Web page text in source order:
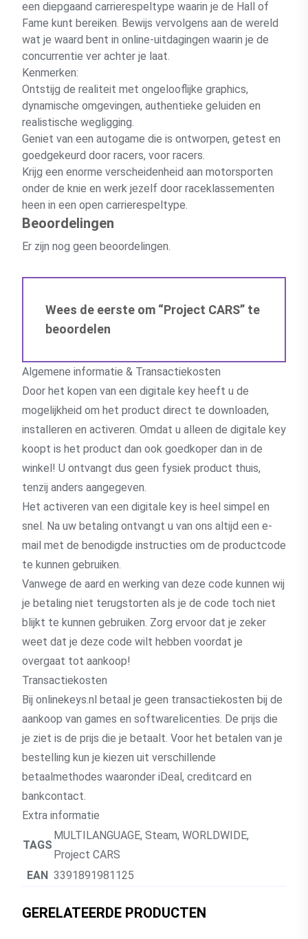
een diepgaand carrierespeltype waarin je de Hall of
Fame kunt bereiken. Bewijs vervolgens aan de wereld
wat je waard bent in online-uitdagingen waarin je de
concurrentie ver achter je laat.
Kenmerken:
Ontstijg de realiteit met ongelooflijke graphics,
dynamische omgevingen, authentieke geluiden en
realistische wegligging.
Geniet van een autogame die is ontworpen, getest en
goedgekeurd door racers, voor racers.
Krijg een enorme verscheidenheid aan motorsporten
onder de knie en werk jezelf door raceklassementen
heen in een open carrierespeltype.
Beoordelingen
Er zijn nog geen beoordelingen.
Wees de eerste om “Project CARS” te
beoordelen
Algemene informatie & Transactiekosten
Door het kopen van een digitale key heeft u de
mogelijkheid om het product direct te downloaden,
installeren en activeren. Omdat u alleen de digitale key
koopt is het product dan ook goedkoper dan in de
winkel! U ontvangt dus geen fysiek product thuis,
tenzij anders aangegeven.
Het activeren van een digitale key is heel simpel en
snel. Na uw betaling ontvangt u van ons altijd een e-
mail met de benodigde instructies om de productcode
te kunnen gebruiken.
Vanwege de aard en werking van deze code kunnen wij
je betaling niet terugstorten als je de code toch niet
blijkt te kunnen gebruiken. Zorg ervoor dat je zeker
weet dat je deze code wilt hebben voordat je
overgaat tot aankoop!
Transactiekosten
Bij onlinekeys.nl betaal je geen transactiekosten bij de
aankoop van games en softwarelicenties. De prijs die
je ziet is de prijs die je betaalt. Voor het betalen van je
bestelling kun je kiezen uit verschillende
betaalmethodes waaronder iDeal, creditcard en
bankcontact.
Extra informatie
TAGS
MULTILANGUAGE, Steam, WORLDWIDE,
Project CARS
EAN 3391891981125
GERELATEERDE PRODUCTEN